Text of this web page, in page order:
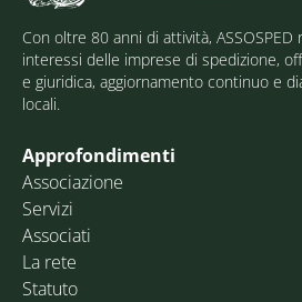
Con oltre 80 anni di attività,
interessi delle imprese di spedizione,
e giuridica, aggiornamento continuo e
locali.
Approfondimenti
Associazione
Servizi
Associati
La rete
Statuto